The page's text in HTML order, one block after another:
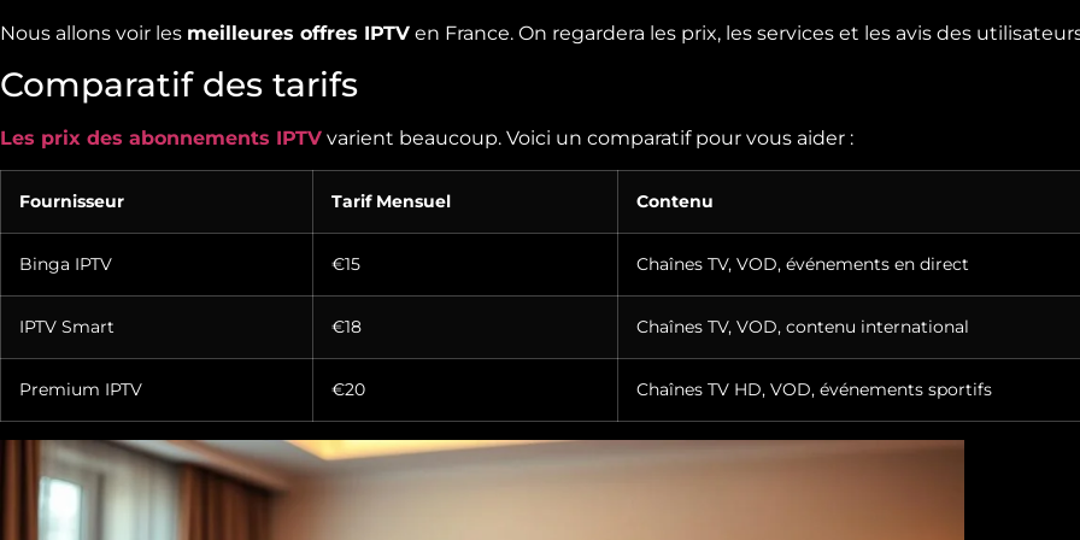
Nous allons voir les meilleures offres IPTV en France. On regardera les prix, les services et les avis des
Comparatif des tarifs
Les prix des abonnements IPTV varient beaucoup. Voici un comparatif pour vous aider :
Fournisseur Tarif Mensuel Contenu
Binga IPTV €15 Chaînes TV, VOD, événements en direct
IPTV Smart €18 Chaînes TV, VOD, contenu international
Premium IPTV €20 Chaînes TV HD, VOD, événements sportifs